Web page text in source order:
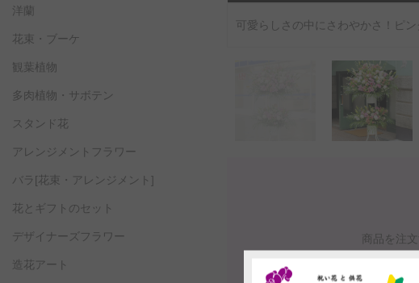
商品を注
可愛らしさの中にさわやかさ！ピ
洋蘭
花束・ブーケ
観葉植物
多肉植物・サボテン
スタンド花
アレンジメントフラワー
バラ[花束・アレンジメント]
花とギフトのセット
デザイナーズフラワー
造花アート